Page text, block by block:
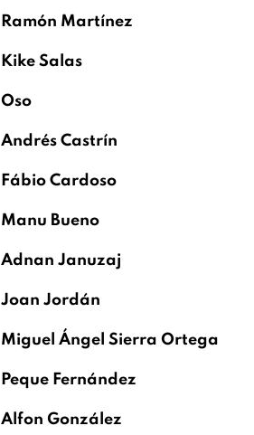
Ramón Martínez
Kike Salas
Oso
Andrés Castrín
Fábio Cardoso
Manu Bueno
Adnan Januzaj
Joan Jordán
Miguel Ángel Sierra Ortega
Peque Fernández
Alfon González